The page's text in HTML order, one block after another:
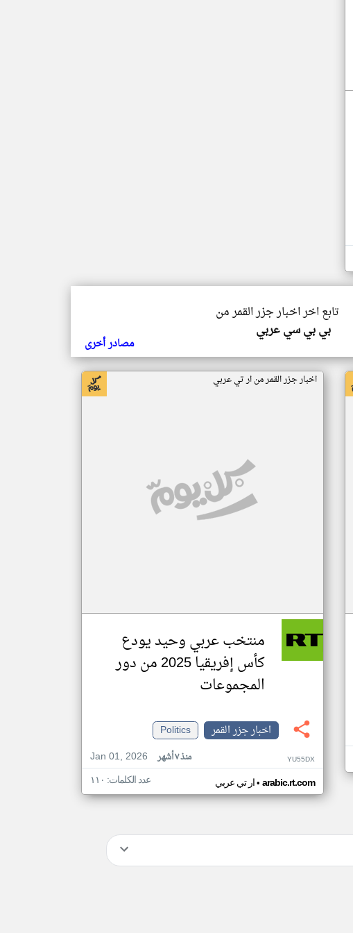
تابع اخر اخبار جزر القمر من
بي بي سي عربي
مصادر أخرى
اخبار جزر القمر من ار تي عربي
منتخب عربي وحيد يودع
كأس إفريقيا 2025 من دور
المجموعات
اخبار جزر القمر
Politics
Jan 01, 2026
منذ ٧ أشهر YU55DX
ار تي عربي• arabic.rt.com عدد الكلمات: ١١٠